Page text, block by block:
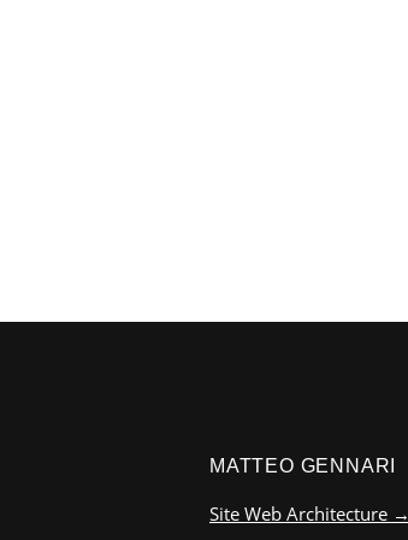
MATTEO GENNARI
Site Web Architecture →